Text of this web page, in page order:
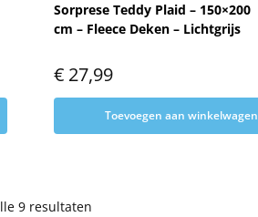
Sorprese Teddy Plaid – 150×200
cm – Fleece Deken – Lichtgrijs
€ 27,99
Toevoegen aan winkelwagen
9 resultaten